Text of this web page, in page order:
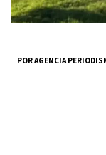
POR AGENCIA